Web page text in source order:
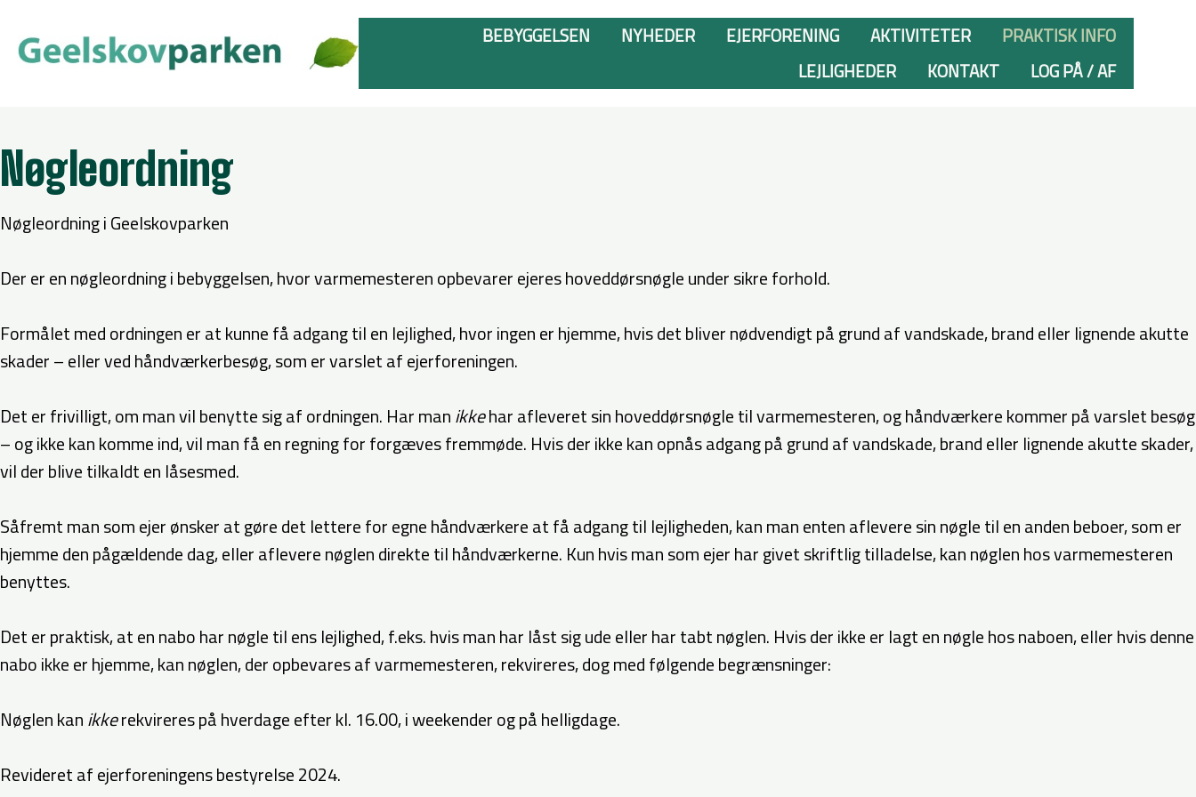
BEBYGGELSEN NYHEDER EJERFORENING AKTIVITETER
PRAKTISK INFO
LEJLIGHEDER
KONTAKT LOG PÅ / AF
Nøgleordning
Nøgleordning i Geelskovparken
Der er en nøgleordning i bebyggelsen, hvor varmemesteren opbevarer ejeres hoveddørsnøgle under sikre forhold.
Formålet med ordningen er at kunne få adgang til en lejlighed, hvor ingen er hjemme, hvis det bliver nødvendigt på grund af vandskade, brand eller lignende akutte
skader – eller ved håndværkerbesøg, som er varslet af ejerforeningen.
Det er frivilligt, om man vil benytte sig af ordningen. Har manikkehar afleveret sin hoveddørsnøgle til varmemesteren, og håndværkere kommer på varslet besøg
– og ikke kan komme ind, vil man få en regning for forgæves fremmøde. Hvis der ikke kan opnås adgang på grund af vandskade, brand eller lignende akutte skader,
vil der blive tilkaldt en låsesmed.
Såfremt man som ejer ønsker at gøre det lettere for egne håndværkere at få adgang til lejligheden, kan man enten aflevere sin nøgle til en anden beboer, som er
hjemme den pågældende dag, eller aflevere nøglen direkte til håndværkerne. Kun hvis man som ejer har givet skriftlig tilladelse, kan nøglen hos varmemesteren
benyttes.
Det er praktisk, at en nabo har nøgle til ens lejlighed, f.eks. hvis man har låst sig ude eller har tabt nøglen. Hvis der ikke er lagt en nøgle hos naboen, eller hvis denne
nabo ikke er hjemme, kan nøglen, der opbevares af varmemesteren, rekvireres, dog med følgende begrænsninger:
Nøglen kanikkerekvireres på hverdage efter kl. 16.00, i weekender og på helligdage.
Revideret af ejerforeningens bestyrelse 2024.